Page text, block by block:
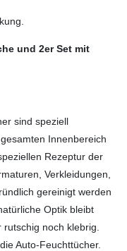
und 2er Set mit
sind speziell
Innenbereich
Rezeptur der
Verkleidungen,
gereinigt werden
Optik bleibt
noch klebrig.
Auto-Feuchttücher.